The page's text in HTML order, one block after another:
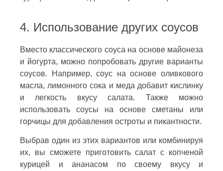
4. Использование других соусов
Вместо классического соуса на основе майонеза
и йогурта, можно попробовать другие варианты
соусов. Например, соус на основе оливкового
масла, лимонного сока и меда добавит кислинку
и легкость вкусу салата. Также можно
использовать соусы на основе сметаны или
горчицы для добавления остроты и пикантности.
Выбрав один из этих вариантов или комбинируя
их, вы сможете приготовить салат с копченой
курицей и ананасом по своему вкусу и